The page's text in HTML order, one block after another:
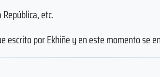
etc.
escrito por Ekhiñe y en este momento se